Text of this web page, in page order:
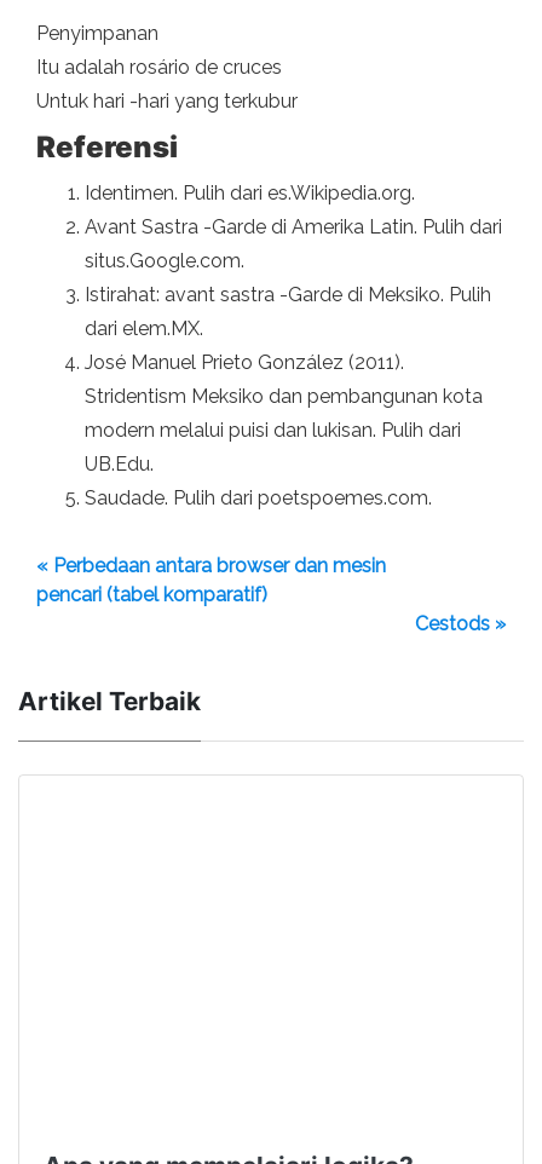
Penyimpanan
Itu adalah rosário de cruces
Untuk hari -hari yang terkubur
Referensi
Identimen. Pulih dari es.Wikipedia.org.
Avant Sastra -Garde di Amerika Latin. Pulih dari
situs.Google.com.
Istirahat: avant sastra -Garde di Meksiko. Pulih
dari elem.MX.
José Manuel Prieto González (2011).
Stridentism Meksiko dan pembangunan kota
modern melalui puisi dan lukisan. Pulih dari
UB.Edu.
Saudade. Pulih dari poetspoemes.com.
« Perbedaan antara browser dan mesin
pencari (tabel komparatif)
Cestods »
Artikel Terbaik